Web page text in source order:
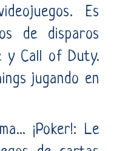
Es
de disparos
y Call of Duty.
jugando en
¡Poker!: Le